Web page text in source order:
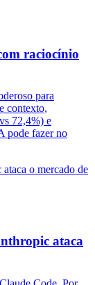
raciocínio
para
contexto,
72,4%) e
pode fazer no
ataca